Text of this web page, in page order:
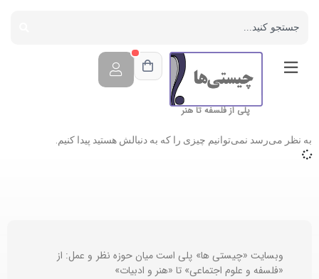
پلی از فلسفه تا هنر
به نظر می‌رسد نمی‌توانیم چیزی را که به دنبالش هستید پیدا کنیم.
وبسایت «چیستی ها» پلی است میان حوزه نظر و عمل: از
«فلسفه و علوم اجتماعی» تا «هنر و ادبیات»